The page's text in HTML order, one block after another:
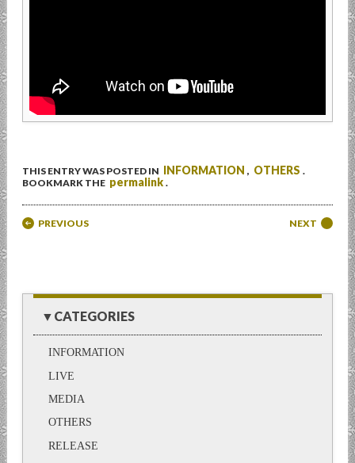
THIS ENTRY WAS POSTED IN INFORMATION , OTHERS .
BOOKMARK THE permalink .
Post navigation
PREVIOUS NEXT
▼CATEGORIES
INFORMATION
LIVE
MEDIA
OTHERS
RELEASE